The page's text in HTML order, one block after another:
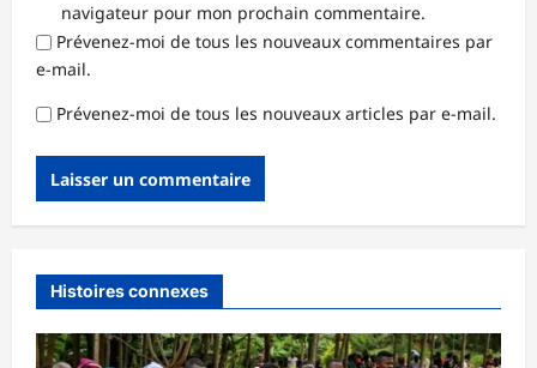
navigateur pour mon prochain commentaire.
Prévenez-moi de tous les nouveaux commentaires par
e-mail.
Prévenez-moi de tous les nouveaux articles par e-mail.
Histoires connexes